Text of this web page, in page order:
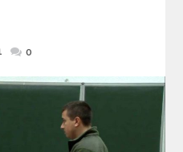
Posted
0